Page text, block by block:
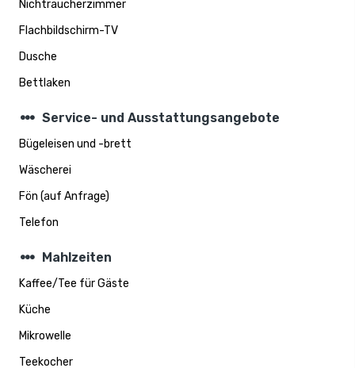
Nichtraucherzimmer
Flachbildschirm-TV
Dusche
Bettlaken
steppers Service- und Ausstattungsangebote
Bügeleisen und -brett
Wäscherei
Fön (auf Anfrage)
Telefon
steppers Mahlzeiten
Kaffee/Tee für Gäste
Küche
Mikrowelle
Teekocher